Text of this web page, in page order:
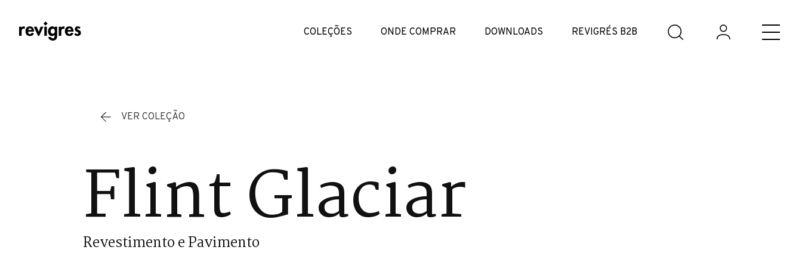
COLEÇÕES ONDE COMPRAR DOWNLOADS REVIGRÉS B2B
VER COLEÇÃO
Flint Glaciar
Revestimento e Pavimento